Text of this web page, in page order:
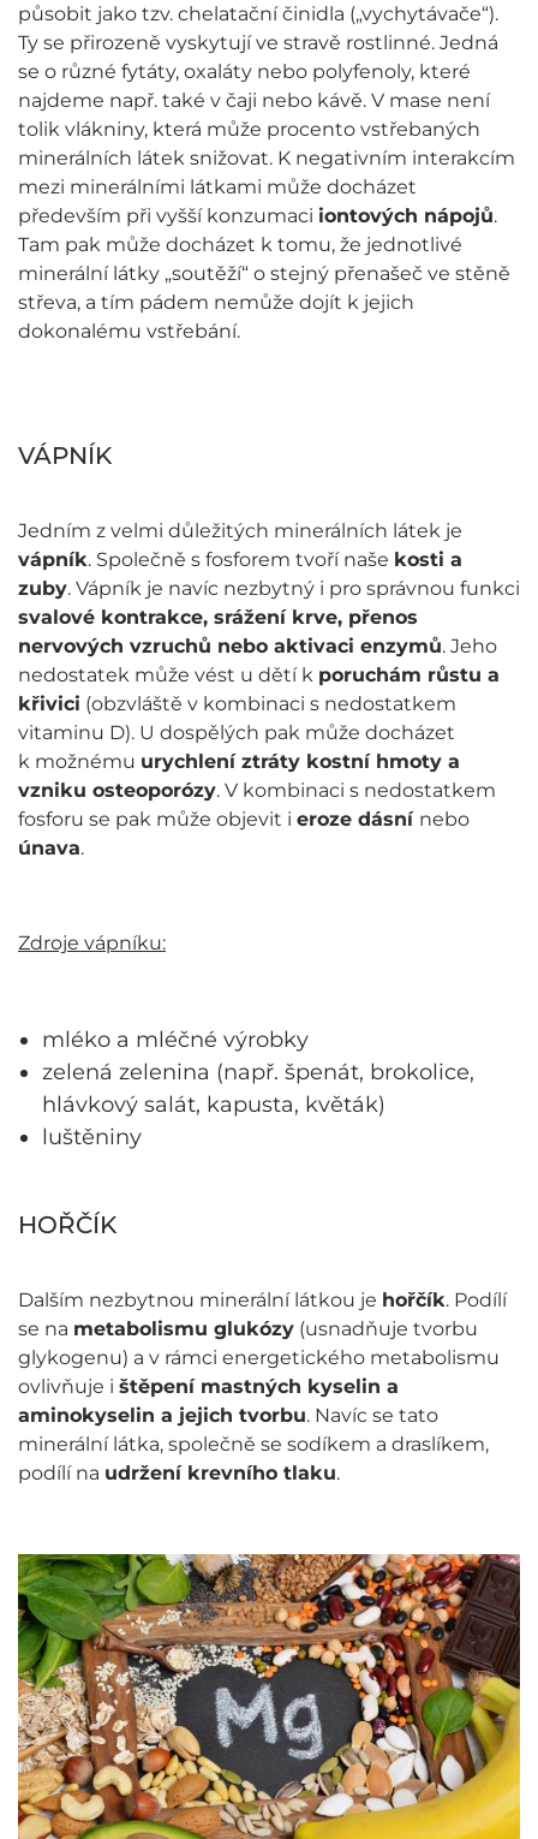
působit jako tzv. chelatační činidla („vychytávače“).
Ty se přirozeně vyskytují ve stravě rostlinné. Jedná
se o různé fytáty, oxaláty nebo polyfenoly, které
najdeme např. také v čaji nebo kávě. V mase není
tolik vlákniny, která může procento vstřebaných
minerálních látek snižovat. K negativním interakcím
mezi minerálními látkami může docházet
především při vyšší konzumaci iontových nápojů.
Tam pak může docházet k tomu, že jednotlivé
minerální látky „soutěží“ o stejný přenašeč ve stěně
střeva, a tím pádem nemůže dojít k jejich
dokonalému vstřebání.
VÁPNÍK
Jedním z velmi důležitých minerálních látek je
vápník. Společně s fosforem tvoří naše kosti a
zuby. Vápník je navíc nezbytný i pro správnou funkci
svalové kontrakce, srážení krve, přenos
nervových vzruchů nebo aktivaci enzymů. Jeho
nedostatek může vést u dětí k poruchám růstu a
křivici (obzvláště v kombinaci s nedostatkem
vitaminu D). U dospělých pak může docházet
k možnému urychlení ztráty kostní hmoty a
vzniku osteoporózy. V kombinaci s nedostatkem
fosforu se pak může objevit i eroze dásní nebo
únava.
Zdroje vápníku:
mléko a mléčné výrobky
zelená zelenina (např. špenát, brokolice,
hlávkový salát, kapusta, květák)
luštěniny
HOŘČÍK
Dalším nezbytnou minerální látkou je hořčík. Podílí
se na metabolismu glukózy (usnadňuje tvorbu
glykogenu) a v rámci energetického metabolismu
ovlivňuje i štěpení mastných kyselin a
aminokyselin a jejich tvorbu. Navíc se tato
minerální látka, společně se sodíkem a draslíkem,
podílí na udržení krevního tlaku.